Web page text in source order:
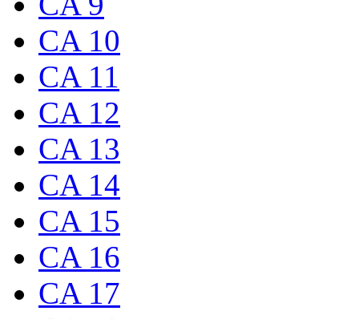
CA 10
CA 11
CA 12
CA 13
CA 14
CA 15
CA 16
CA 17